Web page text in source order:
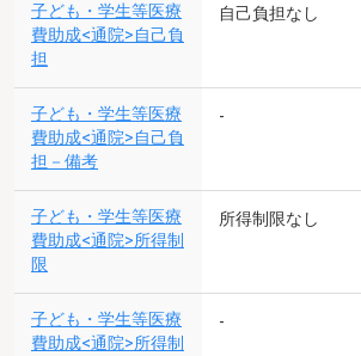
子ども・学生等医療
費助成<通院>自己負
担
自己負担なし
子ども・学生等医療
費助成<通院>自己負
担－備考
-
子ども・学生等医療
費助成<通院>所得制
限
所得制限なし
子ども・学生等医療
費助成<通院>所得制
-